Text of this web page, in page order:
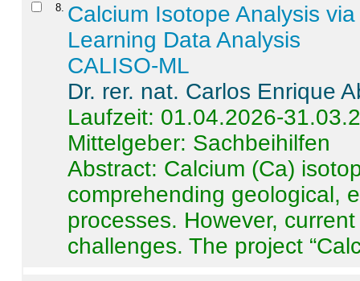
8 Calcium Isotope Analysis
Learning Data Analysis
CALISO-ML
Dr. rer. nat. Carlos Enrique
Laufzeit: 01.04.2026-
Mittelgeber: Sachbeihilfen
Abstract: Calcium (Ca)
comprehending geological,
processes. However,
challenges. The project